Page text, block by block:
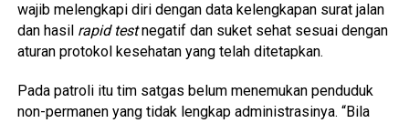
wajib melengkapi diri dengan data kelengkapan surat jalan
dan hasil rapid testnegatif dan suket sehat sesuai dengan
aturan protokol kesehatan yang telah ditetapkan.
Pada patroli itu tim satgas belum menemukan penduduk
non-permanen yang tidak lengkap administrasinya. “Bila